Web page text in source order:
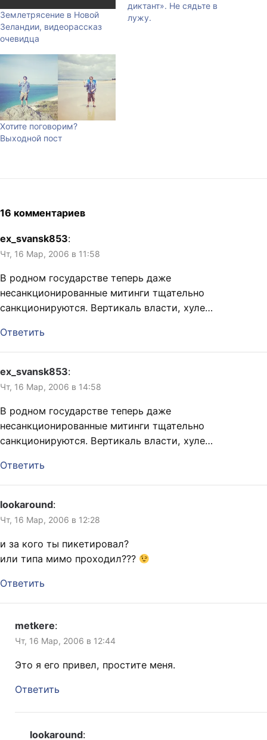
Землетрясение в Новой
Зеландии, видеорассказ
очевидца
диктант». Не сядьте в
лужу.
Хотите поговорим?
Выходной пост
16 комментариев
ex_svansk853:
Чт, 16 Мар, 2006 в 11:58
В родном государстве теперь даже
несанкционированные митинги тщательно
санкционируются. Вертикаль власти, хуле…
Ответить
ex_svansk853:
Чт, 16 Мар, 2006 в 14:58
В родном государстве теперь даже
несанкционированные митинги тщательно
санкционируются. Вертикаль власти, хуле…
Ответить
lookaround:
Чт, 16 Мар, 2006 в 12:28
и за кого ты пикетировал?
или типа мимо проходил???
Ответить
metkere:
Чт, 16 Мар, 2006 в 12:44
Это я его привел, простите меня.
Ответить
lookaround: